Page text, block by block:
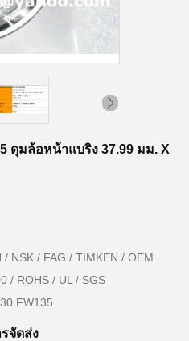
ดุมล้อหน้าแบริ่ง 37.99 มม. X
NSK / FAG / TIMKEN / OEM
/ ROHS / UL / SGS
FW135
จัดส่ง